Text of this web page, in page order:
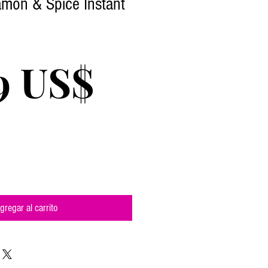
& Spice Instant
US$
al carrito